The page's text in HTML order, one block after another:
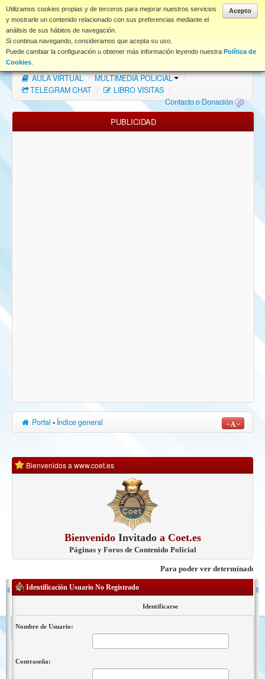
Acepto
Utilizamos cookies propias y de terceros para mejorar nuestros servicios
y mostrarle un contenido relacionado con sus preferencias mediante el
análisis de sus hábitos de navegación.
Si continua navegando, consideramos que acepta su uso.
Puede cambiar la configuración u obtener más información leyendo nuestra Política de
Cookies
www.coet.es
Portal
Índice Foros
FAQ
NORMAS FORO
Descargas
AULA VIRTUAL / MULTIMEDIA POLICIAL
/
TELEGRAM CHAT / LIBRO VISITAS /
Contacto o Donación
PUBLICIDAD
Portal • Índice general
Bienvenidos a www.coet.es
BienvenidoInvitado a Coet.es
Páginas y Foros de Contenido Policial
Para poder ver determinados
Identificación Usuario No Registrado
Identificarse
Nombre de Usuario:
Contraseña: